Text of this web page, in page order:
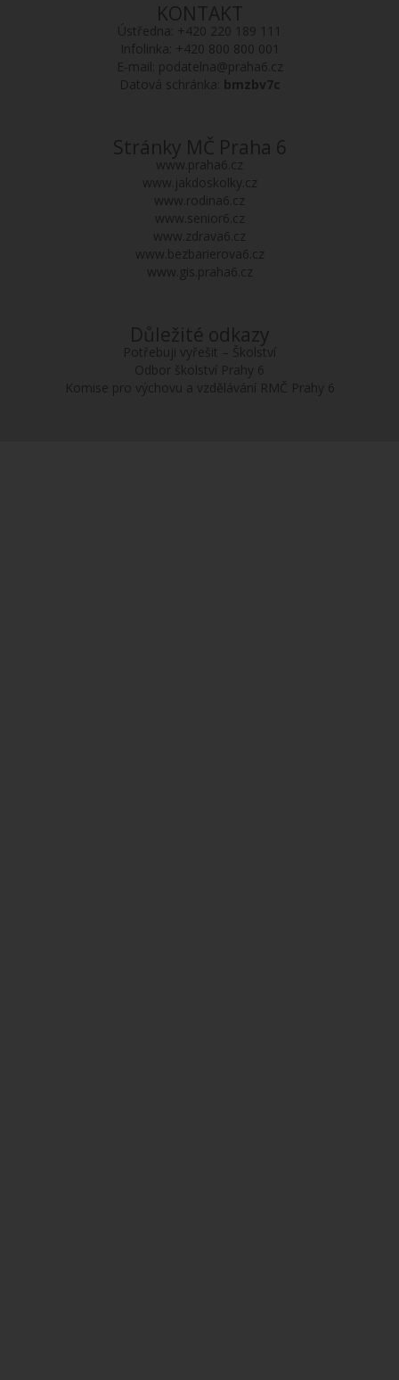
KONTAKT
Ústředna: +420 220 189 111
Infolinka: +420 800 800 001
E-mail: podatelna@praha6.cz
Datová schránka: bmzbv7c
Stránky MČ Praha 6
www.praha6.cz
www.jakdoskolky.cz
www.rodina6.cz
www.senior6.cz
www.zdrava6.cz
www.bezbarierova6.cz
www.gis.praha6.cz
Důležité odkazy
Potřebuji vyřešit – Školství
Odbor školství Prahy 6
Komise pro výchovu a vzdělávání RMČ Prahy 6